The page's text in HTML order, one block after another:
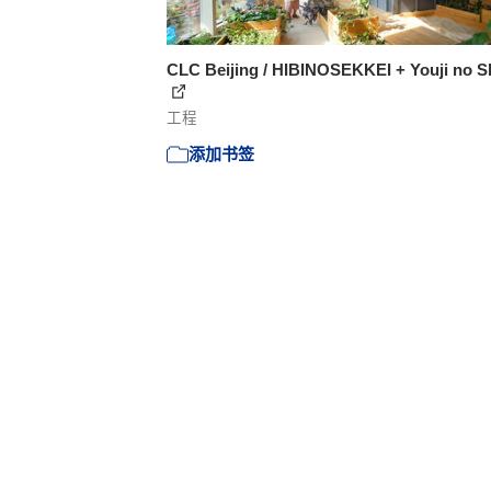
CLC Beijing / HIBINOSEKKEI + Youji no
工程
添加书签